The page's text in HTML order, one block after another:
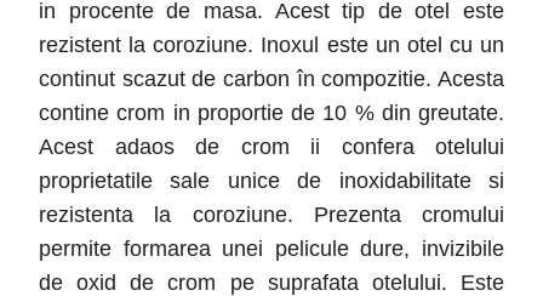
in procente de masa. Acest tip de otel este
rezistent la coroziune. Inoxul este un otel cu un
continut scazut de carbon în compozitie. Acesta
contine crom in proportie de 10 % din greutate.
Acest adaos de crom ii confera otelului
proprietatile sale unice de inoxidabilitate si
rezistenta la coroziune. Prezenta cromului
permite formarea unei pelicule dure, invizibile
de oxid de crom pe suprafata otelului. Este